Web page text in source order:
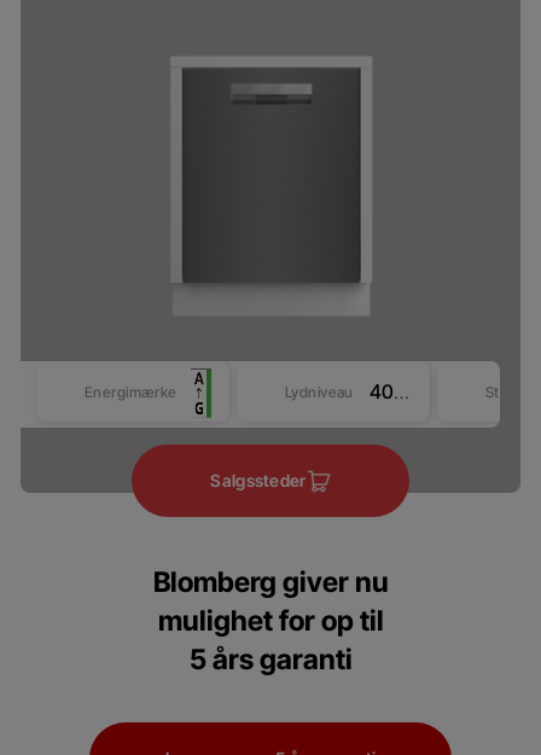
Energimærke Lydniveau 40 dBA
Salgssteder
Blomberg giver nu
mulighet for op til
5 års garanti